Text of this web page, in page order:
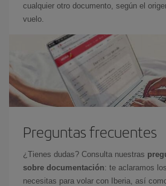
cualquier otro documento, según el
vuelo.
Preguntas frecuentes
¿Tienes dudas? Consulta nuestras
sobre documentación: te aclaramos
necesitas para volar con Iberia, así